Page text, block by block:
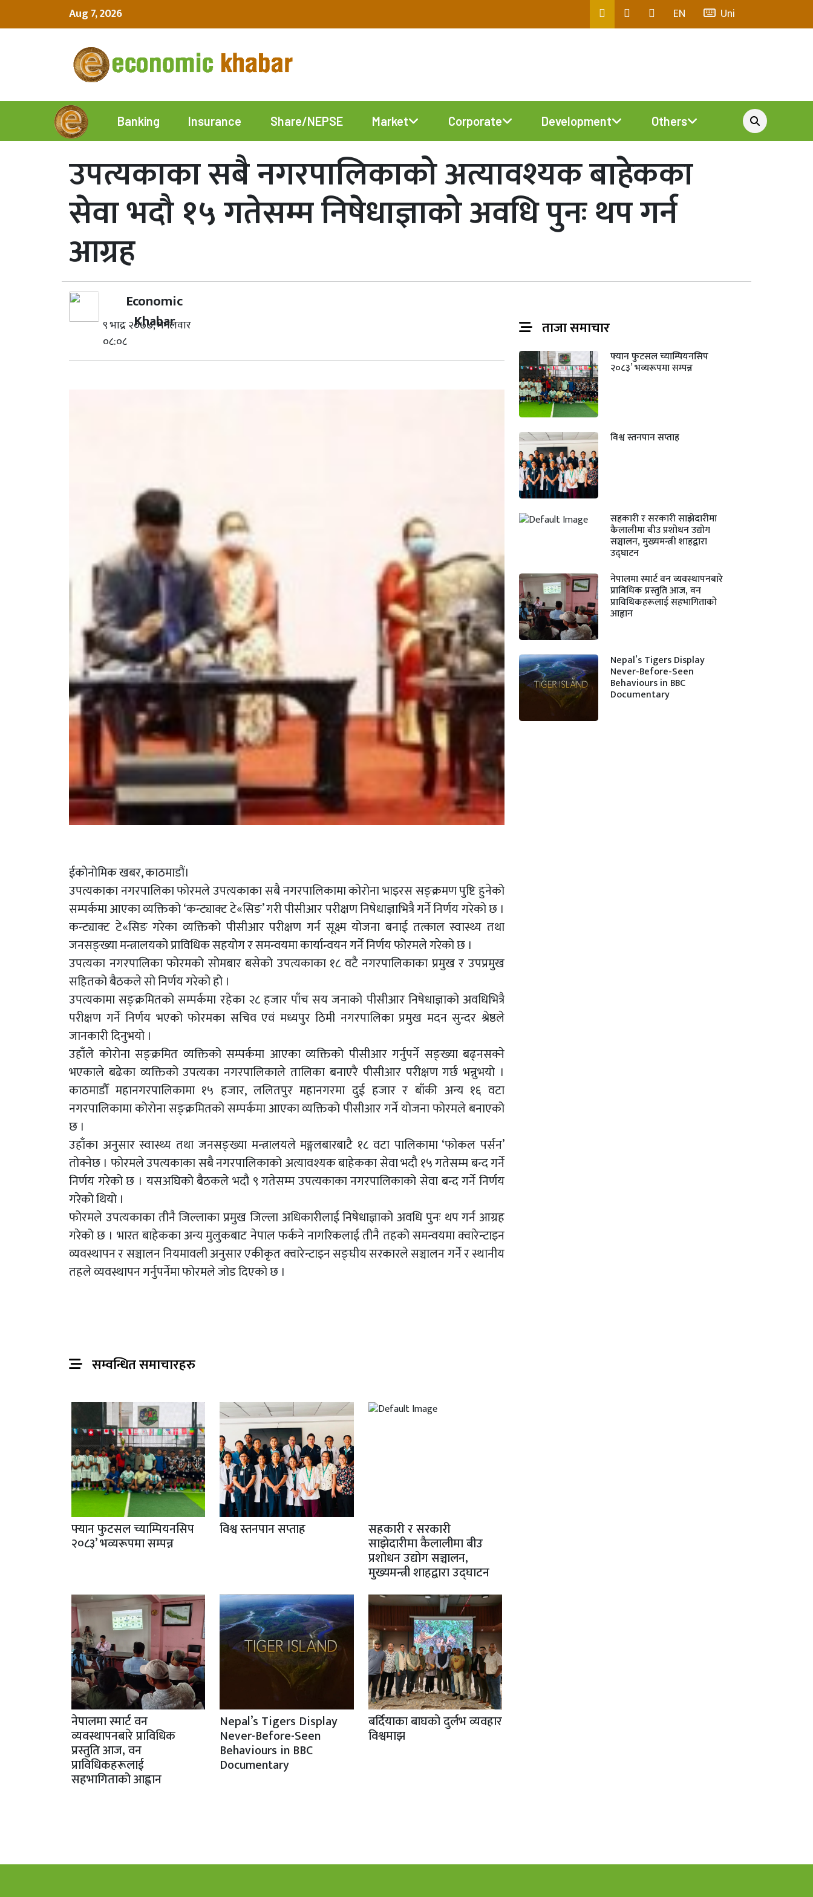
Aug 7, 2026 EN Uni
Banking Insurance Share/NEPSE Market Corporate Development Others
उपत्यकाका सबै नगरपालिकाको अत्यावश्यक बाहेकका
सेवा भदौ १५ गतेसम्म निषेधाज्ञाको अवधि पुनः थप गर्न
आग्रह
Economic
Khabar
९ भाद्र २०७७, मंगलवार
०८:०८
ईकोनोमिक खबर, काठमाडौं।
उपत्यकाका नगरपालिका फोरमले उपत्यकाका सबै नगरपालिकामा कोरोना भाइरस सङ्क्रमण पुष्टि हुनेको
सम्पर्कमा आएका व्यक्तिको ‘कन्ट्याक्ट टे«सिङ’ गरी पीसीआर परीक्षण निषेधाज्ञाभित्रै गर्ने निर्णय गरेको छ ।
कन्ट्याक्ट टे«सिङ गरेका व्यक्तिको पीसीआर परीक्षण गर्न सूक्ष्म योजना बनाई तत्काल स्वास्थ्य तथा
जनसङ्ख्या मन्त्रालयको प्राविधिक सहयोग र समन्वयमा कार्यान्वयन गर्ने निर्णय फोरमले गरेको छ ।
उपत्यका नगरपालिका फोरमको सोमबार बसेको उपत्यकाका १८ वटै नगरपालिकाका प्रमुख र उपप्रमुख
सहितको बैठकले सो निर्णय गरेको हो ।
उपत्यकामा सङ्क्रमितको सम्पर्कमा रहेका २८ हजार पाँच सय जनाको पीसीआर निषेधाज्ञाको अवधिभित्रै
परीक्षण गर्ने निर्णय भएको फोरमका सचिव एवं मध्यपुर ठिमी नगरपालिका प्रमुख मदन सुन्दर श्रेष्ठले
जानकारी दिनुभयो ।
उहाँले कोरोना सङ्क्रमित व्यक्तिको सम्पर्कमा आएका व्यक्तिको पीसीआर गर्नुपर्ने सङ्ख्या बढ्नसक्ने
भएकाले बढेका व्यक्तिको उपत्यका नगरपालिकाले तालिका बनाएरै पीसीआर परीक्षण गर्छ भन्नुभयो ।
काठमाडौँ महानगरपालिकामा १५ हजार, ललितपुर महानगरमा दुई हजार र बाँकी अन्य १६ वटा
नगरपालिकामा कोरोना सङ्क्रमितको सम्पर्कमा आएका व्यक्तिको पीसीआर गर्ने योजना फोरमले बनाएको
छ ।
उहाँका अनुसार स्वास्थ्य तथा जनसङ्ख्या मन्त्रालयले मङ्गलबारबाटै १८ वटा पालिकामा ‘फोकल पर्सन’
तोक्नेछ । फोरमले उपत्यकाका सबै नगरपालिकाको अत्यावश्यक बाहेकका सेवा भदौ १५ गतेसम्म बन्द गर्ने
निर्णय गरेको छ । यसअघिको बैठकले भदौ ९ गतेसम्म उपत्यकाका नगरपालिकाको सेवा बन्द गर्ने निर्णय
गरेको थियो ।
फोरमले उपत्यकाका तीनै जिल्लाका प्रमुख जिल्ला अधिकारीलाई निषेधाज्ञाको अवधि पुनः थप गर्न आग्रह
गरेको छ । भारत बाहेकका अन्य मुलुकबाट नेपाल फर्कने नागरिकलाई तीनै तहको समन्वयमा क्वारेन्टाइन
व्यवस्थापन र सञ्चालन नियमावली अनुसार एकीकृत क्वारेन्टाइन सङ्घीय सरकारले सञ्चालन गर्ने र स्थानीय
तहले व्यवस्थापन गर्नुपर्नेमा फोरमले जोड दिएको छ ।
सम्वन्धित समाचारहरु
फ्यान फुटसल च्याम्पियनसिप
२०८३’ भव्यरूपमा सम्पन्न
विश्व स्तनपान सप्ताह सहकारी र सरकारी
साझेदारीमा कैलालीमा बीउ
प्रशोधन उद्योग सञ्चालन,
मुख्यमन्त्री शाहद्वारा उद्घाटन
नेपालमा स्मार्ट वन
व्यवस्थापनबारे प्राविधिक
प्रस्तुति आज, वन
प्राविधिकहरूलाई
सहभागिताको आह्वान
Nepal’s Tigers Display
Never-Before-Seen
Behaviours in BBC
Documentary
बर्दियाका बाघको दुर्लभ व्यवहार
विश्वमाझ
ताजा समाचार
फ्यान फुटसल च्याम्पियनसिप
२०८३’ भव्यरूपमा सम्पन्न
विश्व स्तनपान सप्ताह
सहकारी र सरकारी साझेदारीमा
कैलालीमा बीउ प्रशोधन उद्योग
सञ्चालन, मुख्यमन्त्री शाहद्वारा
उद्घाटन
नेपालमा स्मार्ट वन व्यवस्थापनबारे
प्राविधिक प्रस्तुति आज, वन
प्राविधिकहरूलाई सहभागिताको
आह्वान
Nepal’s Tigers Display
Never-Before-Seen
Behaviours in BBC
Documentary